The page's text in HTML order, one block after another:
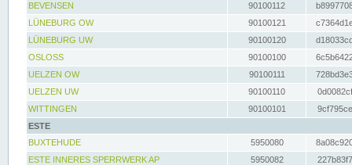
BEVENSEN
90100112
LÜNEBURG OW
90100121
LÜNEBURG UW
90100120
OSLOSS
90100100
UELZEN OW
90100111
UELZEN UW
90100110
WITTINGEN
90100101
ESTE
BUXTEHUDE
5950080
ESTE INNERES SPERRWERK AP
5950082